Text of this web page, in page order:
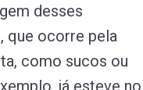
desses
que ocorre pela
como sucos ou
já esteve no